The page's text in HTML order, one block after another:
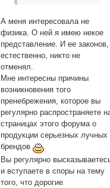
А меня интересовала не
физика. О ней я имею некое
представление. И ее законов,
естественно, никто не
отменял.
Мне интересны причины
возникновения того
пренебрежения, которое вы
регулярно распространяете
страницах этого форума о
продукции серьезных лучных
брендов
Вы регулярно
и вступаете в споры на тему
того, что дорогие